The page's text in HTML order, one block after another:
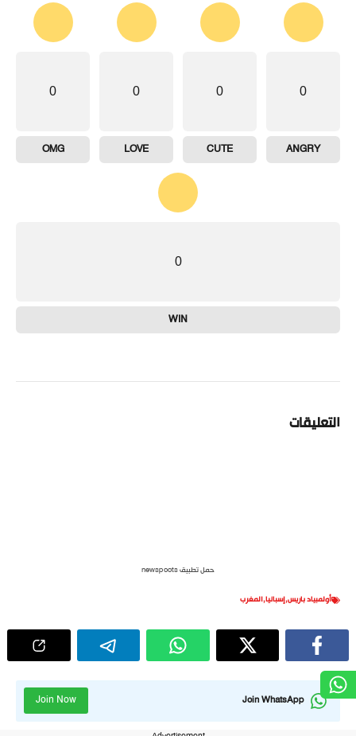
0
ANGRY
0
CUTE
0
LOVE
0
OMG
0
WIN
التعليقات
حمل تطبيق newspoots
أولمبياد باريس,إسبانيا,المغرب
Join WhatsApp
Join Now